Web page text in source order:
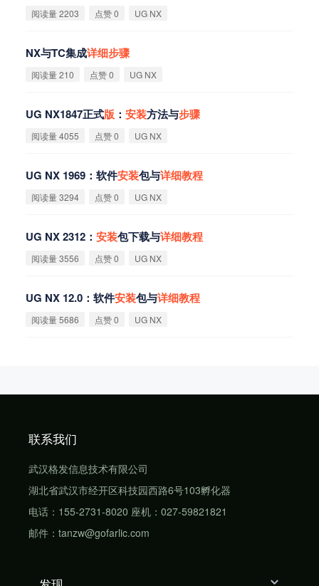
阅读量 2203 点赞 0 UG NX
NX与TC集成详细步骤
阅读量 210 点赞 0 UG NX
UG NX1847正式版 ： 安装方法与步骤
阅读量 4055 点赞 0 UG NX
UG NX 1969：软件安装包与详细教程
阅读量 3294 点赞 0 UG NX
UG NX 2312： 安装包下载与详细教程
阅读量 3556 点赞 0 UG NX
UG NX 12.0：软件安装包与详细教程
阅读量 5686 点赞 0 UG NX
联系我们
武汉格发信息技术有限公司
湖北省武汉市经开区科技园西路6号103孵化器
电话：155-2731-8020 座机：027-59821821
邮件：tanzw@gofarlic.com